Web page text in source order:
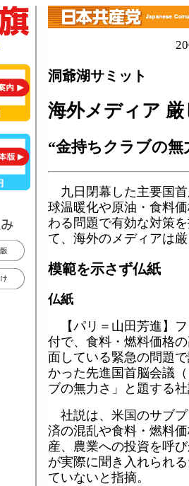
洞爺湖サミット
海外メディア
“金持ちクラブの無
九日閉幕した主要国
球温暖化や原油・食料
わる問題で有効な対策
て、海外のメディアは
模範を示さず仏紙
仏紙
【パリ＝山田芳進】
付で、食料・燃料価格
面している緊急の問題
かった先進国首脳会議
ブの無力さ」と題する
社説は、米国のサブ
済の混乱や食料・燃料
産、農業への投資を呼
が実際に聞き入れられ
ていないと指摘。